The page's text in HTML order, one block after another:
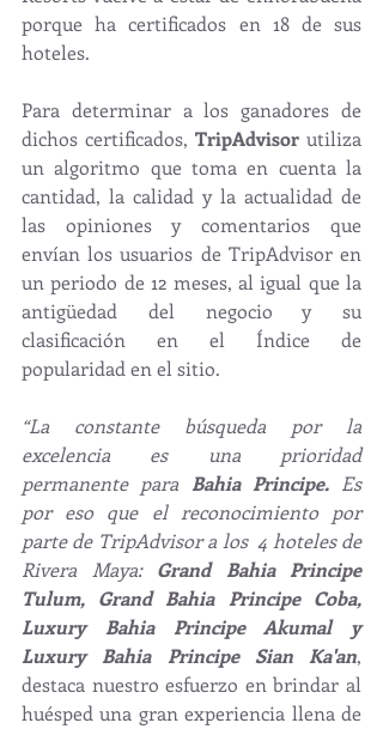
porque ha certificados en 18 de sus
hoteles.
Para determinar a los ganadores de
dichos certificados, TripAdvisor utiliza
un algoritmo que toma en cuenta la
cantidad, la calidad y la actualidad de
las opiniones y comentarios que
envían los usuarios de TripAdvisor en
un periodo de 12 meses, al igual que la
antigüedad del negocio y su
clasificación en el Índice de
popularidad en el sitio.
“La constante búsqueda por la
excelencia es una prioridad
permanente para Bahia Principe. Es
por eso que el reconocimiento por
parte de TripAdvisor a los  4 hoteles de
Rivera Maya: Grand Bahia Principe
Tulum, Grand Bahia Principe Coba,
Luxury Bahia Principe Akumal y
Luxury Bahia Principe Sian Ka'an,
destaca nuestro esfuerzo en brindar al
huésped una gran experiencia llena de